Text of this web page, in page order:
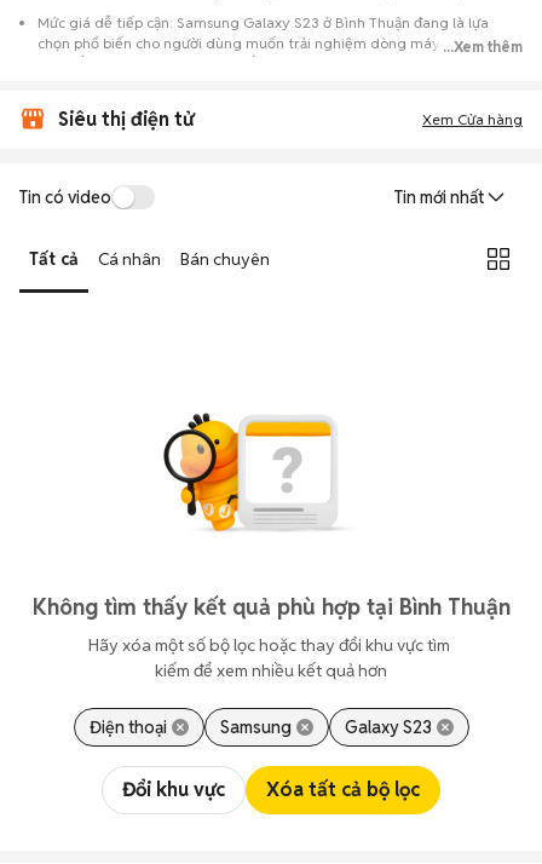
Mức giá dễ tiếp cận: Samsung Galaxy S23 ở Bình Thuận đang là lựa
chọn phổ biến cho người dùng muốn trải nghiệm dòng máy này với chi
phí thấp hơn so với khi mới ra mắt.
Thuận từ nhiều cá nhân muốn lên đời máy, mang đến đa dạng sự lựa
chọn về tình trạng bảo hành, hình thức máy và màu sắc.
đánh giá chính xác hiệu năng thực tế của máy so với mô tả trên
Mua bán linh hoạt: Hai bên có thể chủ động thỏa thuận giá cả và
địa điểm giao nhận, chốt giao dịch nhanh chóng khi đạt được
...Xem thêm
Siêu thị điện tử Xem Cửa hàng
Tin có video Tin mới nhất
Tất cả Cá nhân Bán chuyên
Không tìm thấy kết quả phù hợp tại Bình Thuận
Hãy xóa một số bộ lọc hoặc thay đổi khu vực tìm
kiếm để xem nhiều kết quả hơn
Điện thoại Samsung Galaxy S23
Đổi khu vực Xóa tất cả bộ lọc